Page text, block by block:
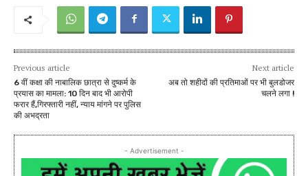
Previous article
6 वीं कक्षा की नाबालिक छात्रा से दुष्कर्म के
प्रयास का मामला: 10 दिन बाद भी आरोपी
फरार हैं,गिरफ्तारी नहीं, न्याय मांगने पर पुलिस
की अभद्रता
Next article
अब तो शहीदों की प्रतिमाओं पर भी बुलडोजर
चलने लगा !
- Advertisement -